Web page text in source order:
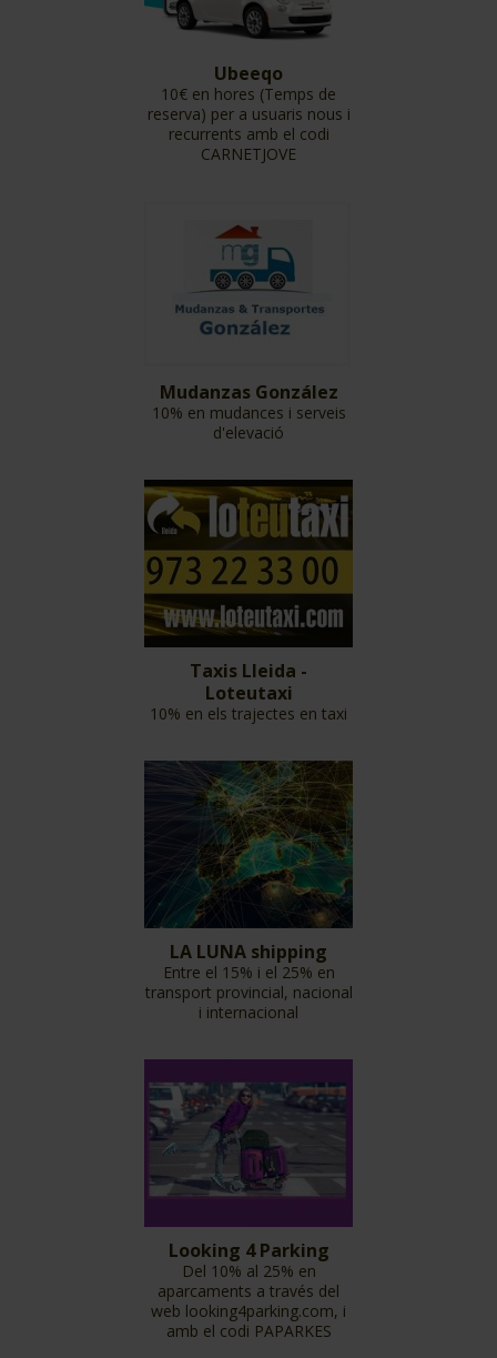
Ubeeqo
10€ en hores (Temps de
reserva) per a usuaris nous i
recurrents amb el codi
CARNETJOVE
Mudanzas González
10% en mudances i serveis
d'elevació
Taxis Lleida -
Loteutaxi
10% en els trajectes en taxi
LA LUNA shipping
Entre el 15% i el 25% en
transport provincial, nacional
i internacional
Looking 4 Parking
Del 10% al 25% en
aparcaments a través del
web looking4parking.com, i
amb el codi PAPARKES